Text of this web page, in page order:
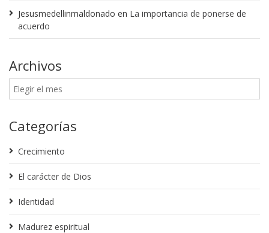
Jesusmedellinmaldonado en La importancia de ponerse de
acuerdo
Archivos
Categorías
Crecimiento
El carácter de Dios
Identidad
Madurez espiritual